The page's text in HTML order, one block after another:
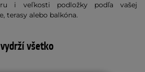
i veľkosti podložky podľa vašej
terasy alebo balkóna.
všetko